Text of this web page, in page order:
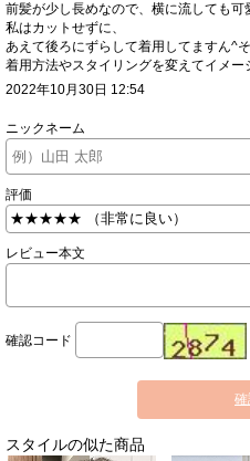
前髪が少し長めなので、横に流しても
私はカットせずに、
あえて後ろにずらして着用してますん^そ
着用方法やスタイリングを変えてイメ
2022年10月30日 12:54
ニックネーム
評価
レビュー本文
確認コード
スタイルの似た商品